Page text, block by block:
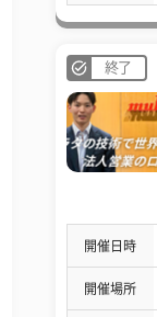
終了
開催日時
開催場所